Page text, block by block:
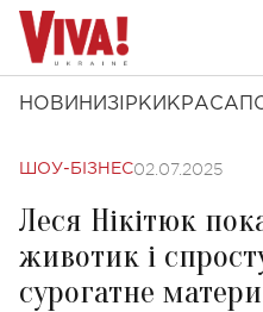
НОВИНИ ЗІРКИ КРАСА
ШОУ-БІЗНЕС02.07.2025
Леся Нікітюк
животик і
сурогатне